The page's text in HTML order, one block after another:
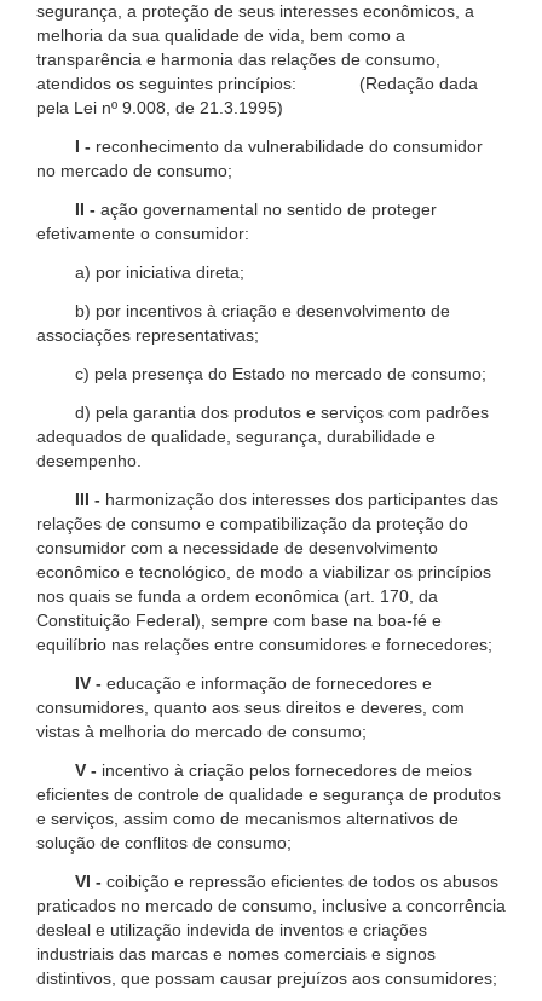
segurança, a proteção de seus interesses econômicos, a
melhoria da sua qualidade de vida, bem como a
transparência e harmonia das relações de consumo,
atendidos os seguintes princípios: (Redação dada
pela Lei nº 9.008, de 21.3.1995)
I - reconhecimento da vulnerabilidade do consumidor
no mercado de consumo;
II - ação governamental no sentido de proteger
efetivamente o consumidor:
a) por iniciativa direta;
b) por incentivos à criação e desenvolvimento de
associações representativas;
c) pela presença do Estado no mercado de consumo;
d) pela garantia dos produtos e serviços com padrões
adequados de qualidade, segurança, durabilidade e
desempenho.
III - harmonização dos interesses dos participantes das
relações de consumo e compatibilização da proteção do
consumidor com a necessidade de desenvolvimento
econômico e tecnológico, de modo a viabilizar os princípios
nos quais se funda a ordem econômica (art. 170, da
Constituição Federal), sempre com base na boa-fé e
equilíbrio nas relações entre consumidores e fornecedores;
IV - educação e informação de fornecedores e
consumidores, quanto aos seus direitos e deveres, com
vistas à melhoria do mercado de consumo;
V - incentivo à criação pelos fornecedores de meios
eficientes de controle de qualidade e segurança de produtos
e serviços, assim como de mecanismos alternativos de
solução de conflitos de consumo;
VI - coibição e repressão eficientes de todos os abusos
praticados no mercado de consumo, inclusive a concorrência
desleal e utilização indevida de inventos e criações
industriais das marcas e nomes comerciais e signos
distintivos, que possam causar prejuízos aos consumidores;